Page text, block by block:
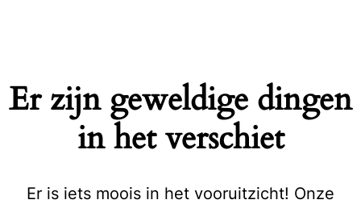
Er zijn geweldige dingen
in het verschiet
Er is iets moois in het vooruitzicht! Onze